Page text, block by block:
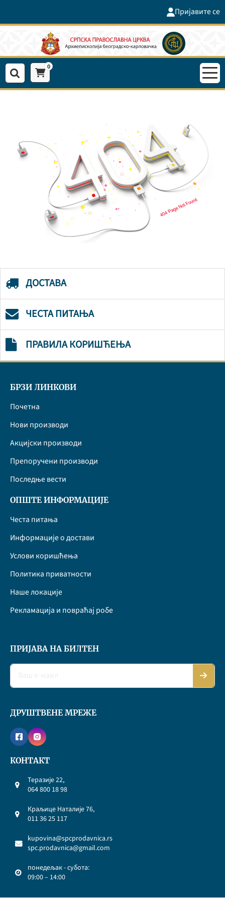
Пријавите се
0
ДОСТАВА
ЧЕСТА ПИТАЊА
ПРАВИЛА КОРИШЋЕЊА
БРЗИ ЛИНКОВИ
Почетна
Нови производи
Акцијски производи
Препоручени производи
Последње вести
ОПШТЕ ИНФОРМАЦИЈЕ
Честа питања
Информације о достави
Услови коришћења
Политика приватности
Наше локације
Рекламација и повраћај робе
ПРИЈАВА НА БИЛТЕН
ДРУШТВЕНЕ МРЕЖЕ
КОНТАКТ
Теразије 22,
064 800 18 98
Краљице Наталије 76,
011 36 25 117
kupovina@spcprodavnica.rs
spc.prodavnica@gmail.com
понедељак - субота:
09:00 – 14:00